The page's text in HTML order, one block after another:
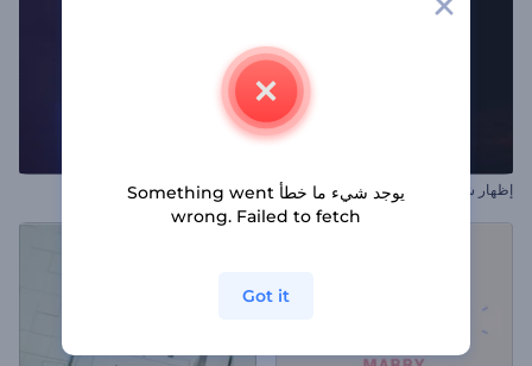
إظهار شعار نيران التنين افتتاحية الأضواء المتوهجة
يوجد شيء ما خطأ Something went
wrong. Failed to fetch
Got it